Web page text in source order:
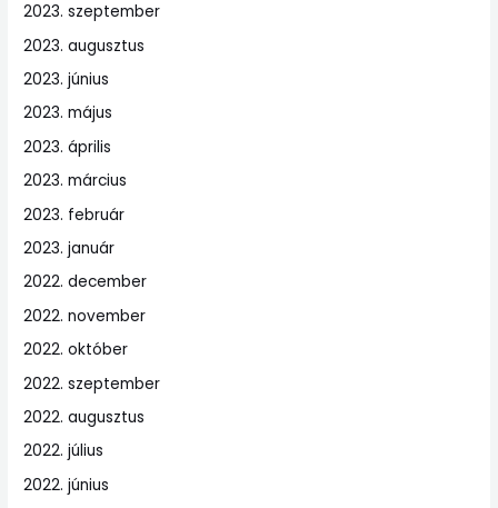
2023. szeptember
2023. augusztus
2023. június
2023. május
2023. április
2023. március
2023. február
2023. január
2022. december
2022. november
2022. október
2022. szeptember
2022. augusztus
2022. július
2022. június